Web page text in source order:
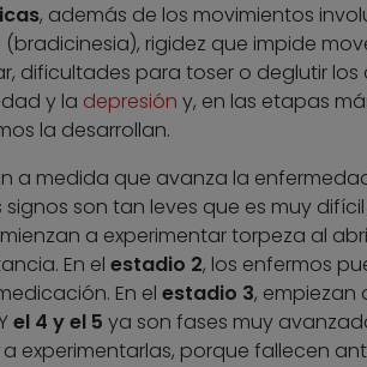
, además de los movimientos
rigidez que impide
dificultades para toser o deglutir los
y la depresión y, en las etapas
la desarrollan.
a medida que avanza la
signos son tan leves que es muy
a experimentar torpeza al
En el estadio 2, los enfermos
En el estadio 3, empiezan
el 4 y el 5 ya son fases muy
experimentarlas, porque fallecen